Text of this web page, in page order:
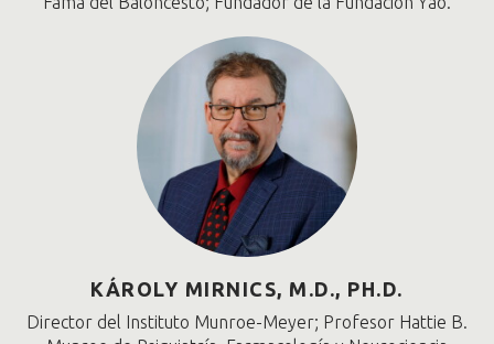
KÁROLY MIRNICS, M.D., PH.D.
Director del Instituto Munroe-Meyer; Profesor Hattie B.